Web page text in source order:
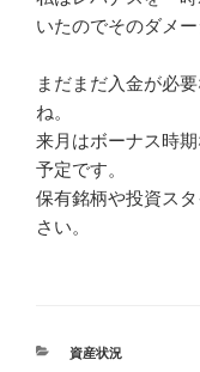
いたのでそのダメ
まだまだ入金が必
ね。
来月はボーナス時
予定です。
保有銘柄や投資ス
さい。
カ
資産状況